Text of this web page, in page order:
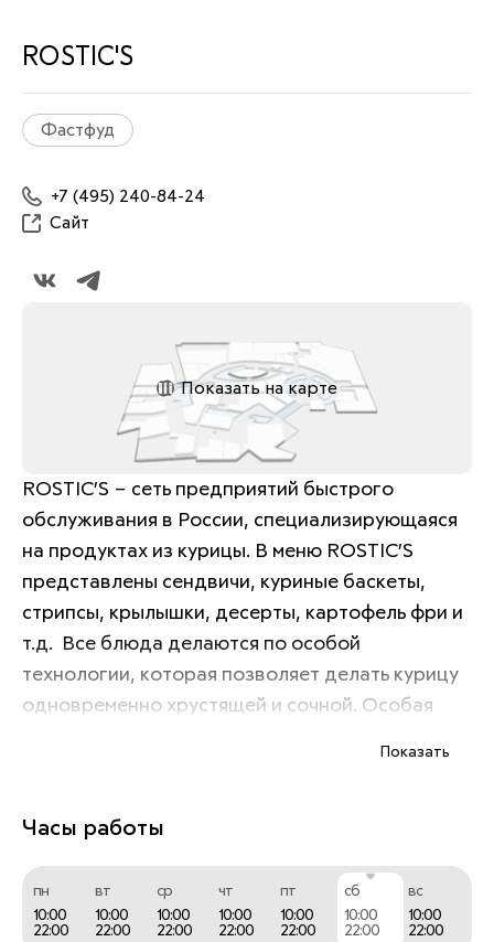
ROSTIC'S
Фастфуд
+7 (495) 240-84-24
Сайт
Показать на карте
ROSTIC’S – сеть предприятий быстрого
обслуживания в России, специализирующаяся
на продуктах из курицы. В меню ROSTIC’S
представлены сендвичи, куриные баскеты,
стрипсы, крылышки, десерты, картофель фри и
т.д.  Все блюда делаются по особой
технологии, которая позволяет делать курицу
одновременно хрустящей и сочной. Особая
Показать
Часы работы
пн
10:00
22:00
вт
10:00
22:00
ср
10:00
22:00
чт
10:00
22:00
пт
10:00
22:00
сб
10:00
22:00
вс
10:00
22:00